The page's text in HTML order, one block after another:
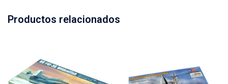
Productos relacionados